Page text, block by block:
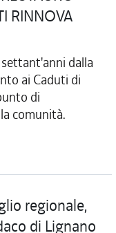
RINNOVA
dalla
ai Caduti di
di
comunità.